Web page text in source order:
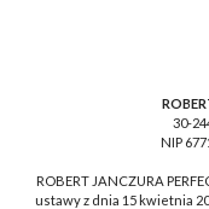
30-
NIP
ROBERT JANCZURA
ustawy z dnia 15 kwietnia